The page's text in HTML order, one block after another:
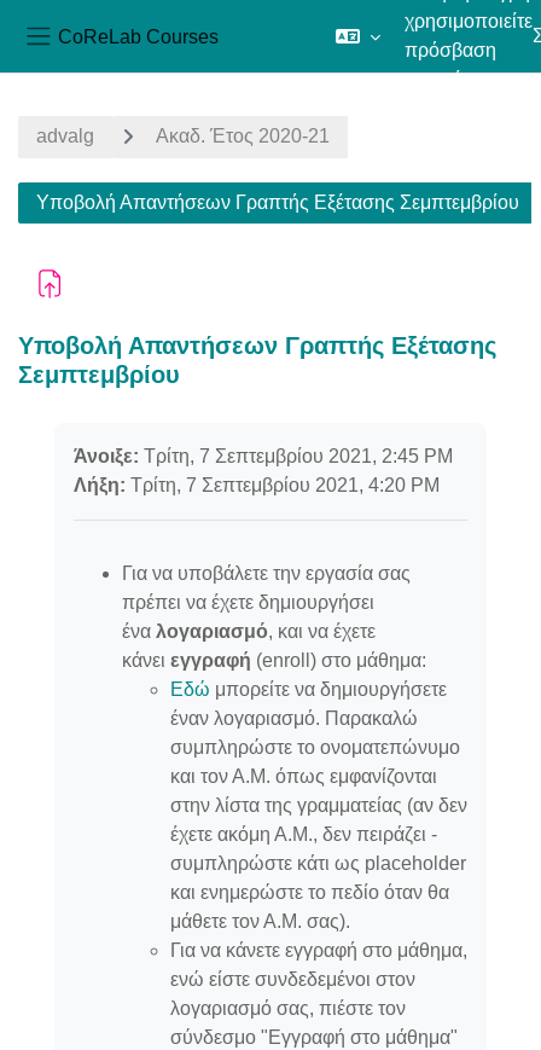
CoReLab Courses
χρησιμοποιείτε
πρόσβαση
επισκέπτη
advalg Ακαδ. Έτος 2020-21
Υποβολή Απαντήσεων Γραπτής Εξέτασης Σεμπτεμβρίου
Υποβολή Απαντήσεων Γραπτής Εξέτασης
Σεμπτεμβρίου
Άνοιξε: Τρίτη, 7 Σεπτεμβρίου 2021, 2:45 PM
Λήξη: Τρίτη, 7 Σεπτεμβρίου 2021, 4:20 PM
Για να υποβάλετε την εργασία σας
πρέπει να έχετε δημιουργήσει
ένα λογαριασμό, και να έχετε
κάνει εγγραφή (enroll) στο μάθημα:
Εδώ μπορείτε να δημιουργήσετε
έναν λογαριασμό. Παρακαλώ
συμπληρώστε το ονοματεπώνυμο
και τον Α.Μ. όπως εμφανίζονται
στην λίστα της γραμματείας (αν δεν
έχετε ακόμη Α.Μ., δεν πειράζει -
συμπληρώστε κάτι ως placeholder
και ενημερώστε το πεδίο όταν θα
μάθετε τον Α.Μ. σας).
Για να κάνετε εγγραφή στο μάθημα,
ενώ είστε συνδεδεμένοι στον
λογαριασμό σας, πιέστε τον
σύνδεσμο "Εγγραφή στο μάθημα"